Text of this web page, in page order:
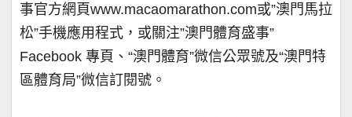
事官方網頁www.macaomarathon.com或”澳門馬拉
松”手機應用程式，或關注”澳門體育盛事”
Facebook 專頁、“澳門體育”微信公眾號及“澳門特
區體育局”微信訂閱號。